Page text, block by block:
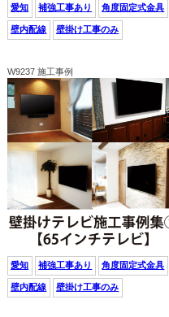
愛知 補強工事あり 角度固定式金具
壁内配線 壁掛け工事のみ
W9237 施工事例
愛知 補強工事あり 角度固定式金具
壁内配線 壁掛け工事のみ